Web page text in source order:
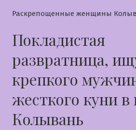
Раскрепощенные женщины
Покладистая
развратница,
крепкого
жесткого куни в
Колывань